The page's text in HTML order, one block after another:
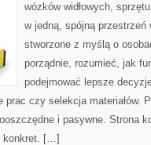
wózków widłowych,
w jedną, spójną przestrzeń
stworzone z myślą o
porządnie, rozumieć, jak
podejmować lepsze
czy selekcja materiałów.
i pasywne. Strona
konkret. […]